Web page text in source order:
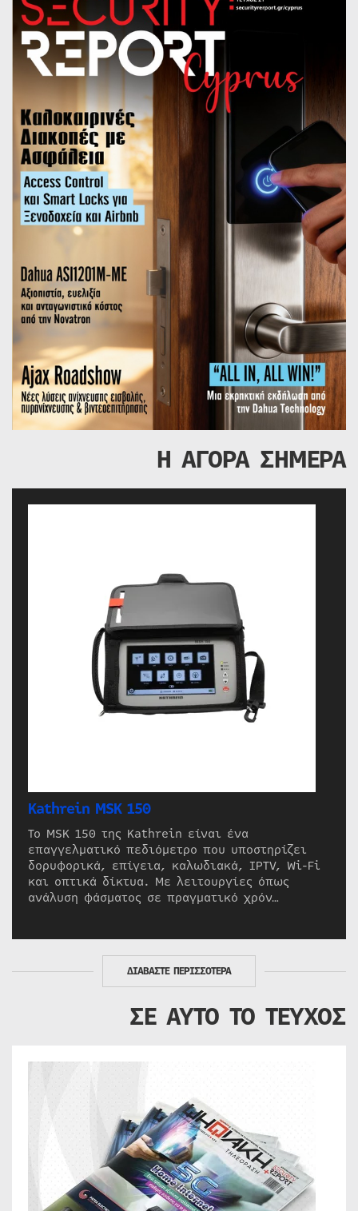
Η ΑΓΟΡΑ ΣΗΜΕΡΑ
Kathrein MSK 150
Το MSK 150 της Kathrein είναι ένα
επαγγελματικό πεδιόμετρο που υποστηρίζει
δορυφορικά, επίγεια, καλωδιακά, IPTV, Wi-Fi
και οπτικά δίκτυα. Με λειτουργίες όπως
ανάλυση φάσματος σε πραγματικό χρόν…
ΔΙΑΒΑΣΤΕ ΠΕΡΙΣΣΟΤΕΡΑ
ΣΕ ΑΥΤΟ ΤΟ ΤΕΥΧΟΣ